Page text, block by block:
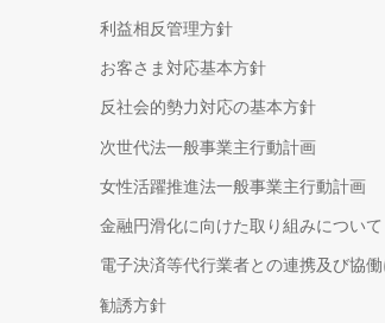
利益相反管理方針
お客さま対応基本方針
反社会的勢力対応の基本方針
次世代法一般事業主行動計画
女性活躍推進法一般事業主行動計画
金融円滑化に向けた取り組みについて
電子決済等代行業者との連携及び協
勧誘方針